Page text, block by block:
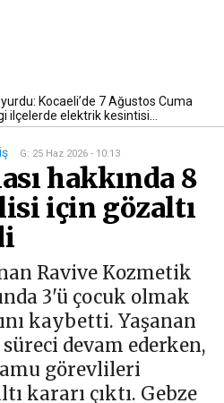
Kocaeli’de 7 Ağustos Cuma
ilçelerde elektrik kesintisi...
G: 25 Haz 2026 - 10:13
hakkında 8
için gözaltı
Ravive Kozmetik
3'ü çocuk olmak
kaybetti. Yaşanan
devam ederken,
görevlileri
kararı çıktı. Gebze